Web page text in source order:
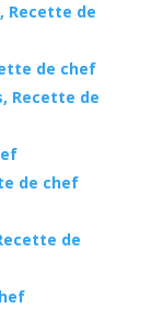
Recette de
de chef
Recette de
de chef
de